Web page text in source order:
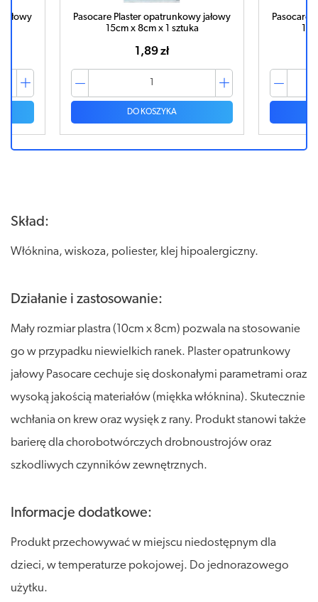
jałowy
Pasocare Plaster opatrunkowy jałowy
15cm x 8cm x 1 sztuka
1,89 zł
DO KOSZYKA
Pasocare
Skład:
Włóknina, wiskoza, poliester, klej hipoalergiczny.
Działanie i zastosowanie:
Mały rozmiar plastra (10cm x 8cm) pozwala na stosowanie
go w przypadku niewielkich ranek. Plaster opatrunkowy
jałowy Pasocare cechuje się doskonałymi parametrami oraz
wysoką jakością materiałów (miękka włóknina). Skutecznie
wchłania on krew oraz wysięk z rany. Produkt stanowi także
barierę dla chorobotwórczych drobnoustrojów oraz
szkodliwych czynników zewnętrznych.
Informacje dodatkowe:
Produkt przechowywać w miejscu niedostępnym dla
dzieci, w temperaturze pokojowej. Do jednorazowego
użytku.